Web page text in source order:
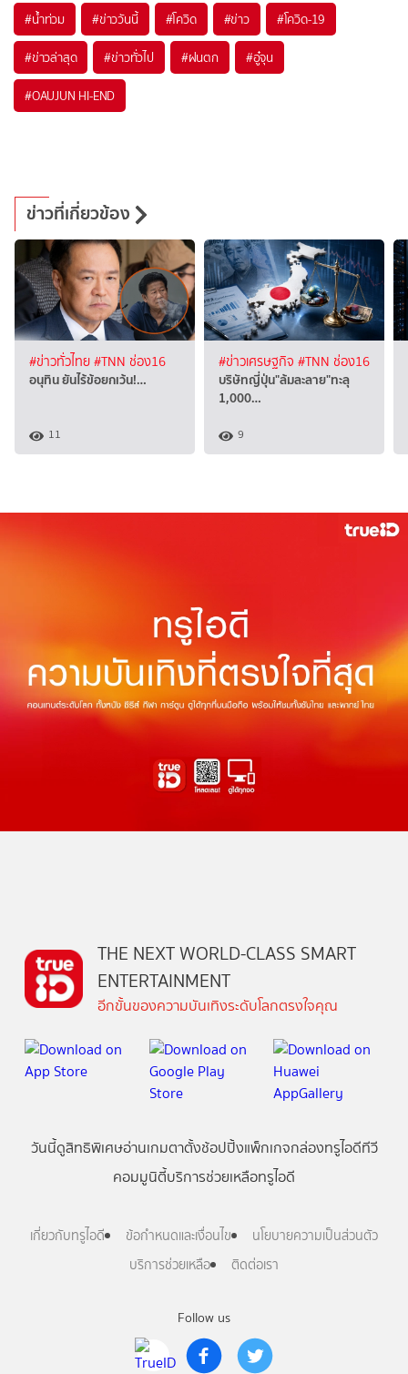
#น้ำท่วม #ข่าววันนี้ #โควิด #ข่าว #โควิด-19
#ข่าวล่าสุด #ข่าวทั่วไป #ฝนตก #อู๋จุน
#OAUJUN HI-END
ข่าวที่เกี่ยวข้อง
#ข่าวทั่วไทย#TNN ช่อง16
อนุทิน ยันไร้ข้อยกเว้น!…
11
#ข่าวเศรษฐกิจ #TNN ช่อง16
บริษัทญี่ปุ่น"ล้มละลาย"ทะลุ
1,000…
9
Follow us
THE NEXT WORLD-CLASS SMART
ENTERTAINMENT
อีกขั้นของความบันเทิงระดับโลกตรงใจคุณ
วันนี้ดูสิทธิพิเศษอ่านเกมตาตั้งช้อปปิ้งแพ็กเกจกล่องทรูไอดีทีวี
คอมมูนิตี้บริการช่วยเหลือทรูไอดี
เกี่ยวกับทรูไอดี ข้อกำหนดและเงื่อนไข
นโยบายความเป็นส่วนตัว
บริการช่วยเหลือ
ติดต่อเรา